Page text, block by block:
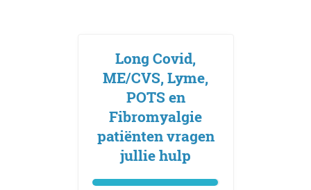
Long Covid,
ME/CVS, Lyme,
POTS en
Fibromyalgie
patiënten vragen
jullie hulp